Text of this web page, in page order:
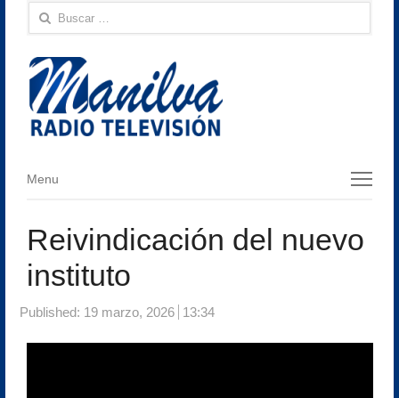
Buscar:
Menu
Menu
Reivindicación del nuevo
instituto
Published: 19 marzo, 2026 13:34